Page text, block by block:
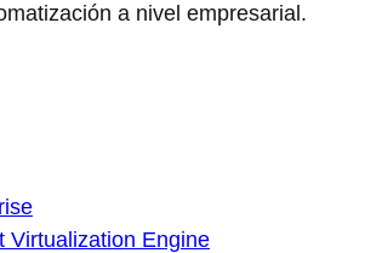
a nivel empresarial.
Virtualization Engine